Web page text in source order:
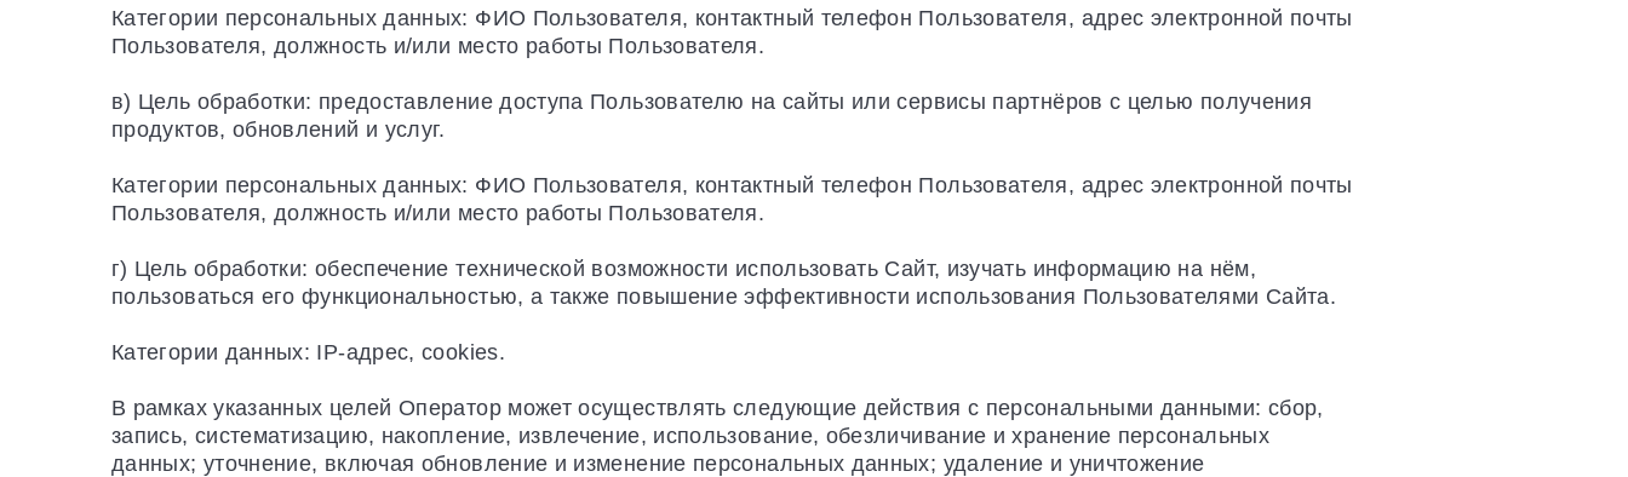
Категории персональных данных: ФИО Пользователя, контактный телефон Пользователя, адрес электронной почты
Пользователя, должность и/или место работы Пользователя.
в) Цель обработки: предоставление доступа Пользователю на сайты или сервисы партнёров с целью получения
продуктов, обновлений и услуг.
Категории персональных данных: ФИО Пользователя, контактный телефон Пользователя, адрес электронной почты
Пользователя, должность и/или место работы Пользователя.
г) Цель обработки: обеспечение технической возможности использовать Сайт, изучать информацию на нём,
пользоваться его функциональностью, а также повышение эффективности использования Пользователями Сайта.
Категории данных: IP-адрес, cookies.
В рамках указанных целей Оператор может осуществлять следующие действия с персональными данными: сбор,
запись, систематизацию, накопление, извлечение, использование, обезличивание и хранение персональных
данных; уточнение, включая обновление и изменение персональных данных; удаление и уничтожение